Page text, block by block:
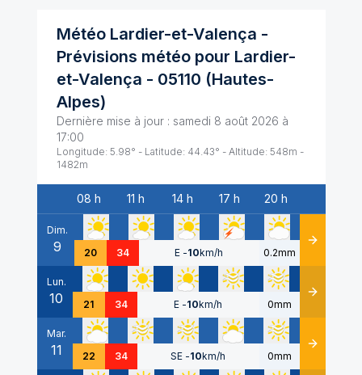
Météo Lardier-et-Valença -
Prévisions météo pour Lardier-
et-Valença - 05110 (Hautes-
Alpes)
Dernière mise à jour : samedi 8 août 2026 à
17:00
Longitude: 5.98° - Latitude: 44.43° - Altitude: 548m -
1482m
Date
08 h 11 h 14 h 17 h 20 h
Dim.
9 20 34 E -10km/h 0.2mm Détails
Lun.
10 21 34 E -10km/h 0mm Détails
Mar.
11 22 34 SE -10km/h 0mm Détails